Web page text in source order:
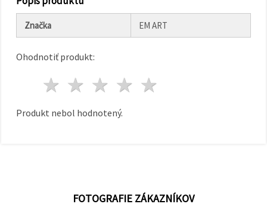
Značka EM ART
Ohodnotiť produkt:
4 hviezdy
3 hviezdy
2 hviezdy
1 hviezda
Produkt nebol hodnotený.
FOTOGRAFIE ZÁKAZNÍKOV